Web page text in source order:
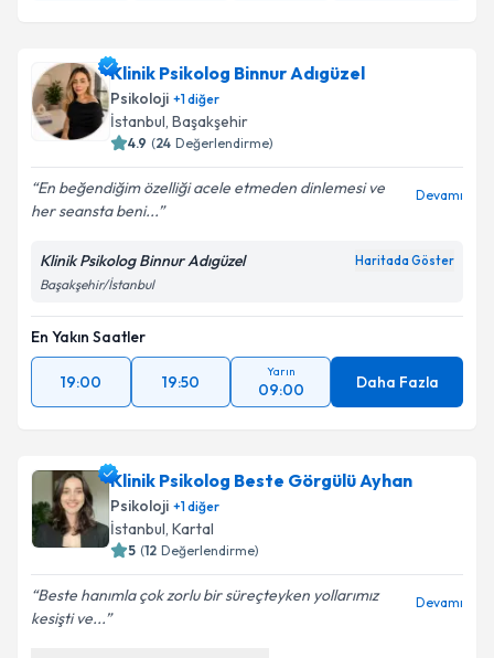
Klinik Psikolog Binnur Adıgüzel
Psikoloji +1diğer
İstanbul, Başakşehir
4.9 (24 Değerlendirme)
En beğendiğim özelliği acele etmeden dinlemesi ve
her seansta beni...
Devamı
Klinik Psikolog Binnur Adıgüzel Haritada Göster
Başakşehir/İstanbul
En Yakın Saatler
19:00 19:50
Yarın
09:00 Daha Fazla
Klinik Psikolog Beste Görgülü Ayhan
Psikoloji +1diğer
İstanbul, Kartal
5 (12 Değerlendirme)
Beste hanımla çok zorlu bir süreçteyken yollarımız
kesişti ve...
Devamı